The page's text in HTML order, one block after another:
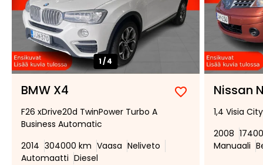
1/4
BMW X4
Lisää
suosikiksi
Poista
suosikeista
F26 xDrive20d TwinPower Turbo A
Business Automatic
2014 304000 km Vaasa Neliveto
Automaatti Diesel
Nissan
1,4 Visia
2008
Manuaali